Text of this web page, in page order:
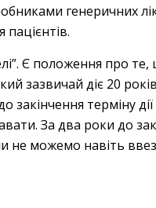
генеричних
пацієнтів.
Є положення про
зазвичай діє 20
терміну
За два роки до
не можемо навіть